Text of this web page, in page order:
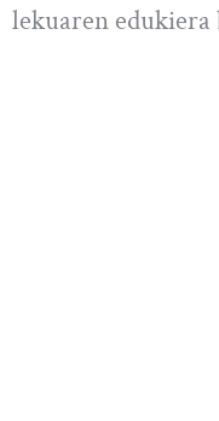
lekuaren edukiera